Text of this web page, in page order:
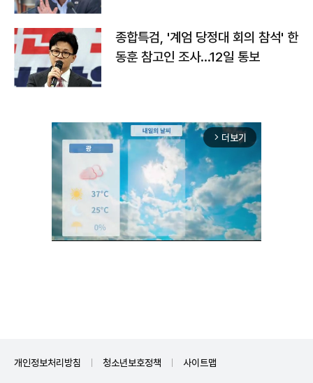
종합특검, '계엄 당정대 회의 참석' 한
동훈 참고인 조사...12일 통보
arrow_forward_ios 더보기
개인정보처리방침 청소년보호정책 사이트맵